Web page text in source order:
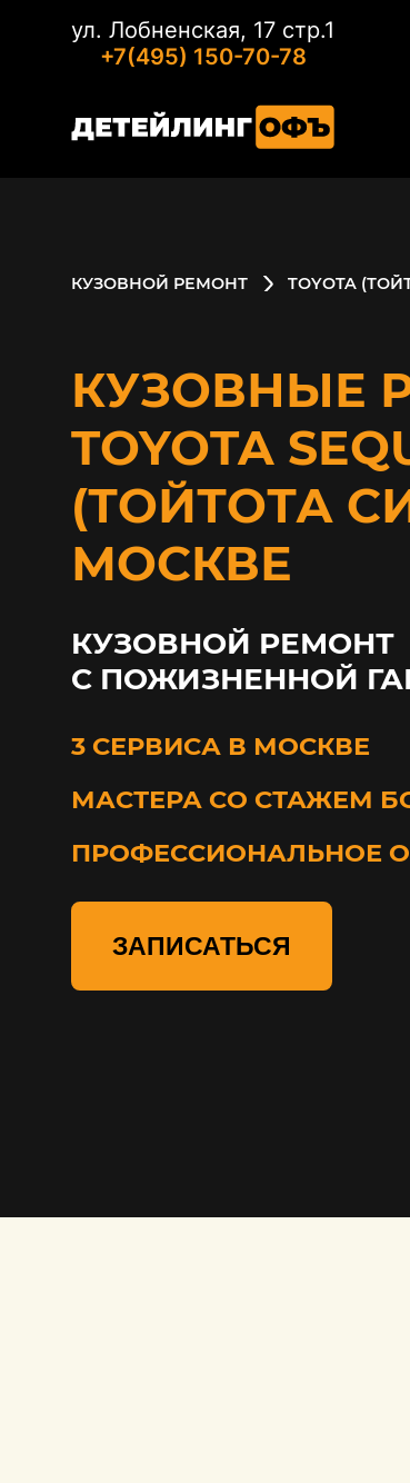
ул. Лобненская, 17 стр.1
+7(495) 150-70-78
КУЗОВНОЙ РЕМОНТ TOYOTA
КУЗОВНЫЕ
TOYOTA
(ТОЙТОТА
МОСКВЕ
КУЗОВНОЙ РЕМОНТ
С ПОЖИЗНЕННОЙ
3 СЕРВИСА В МОСКВЕ
МАСТЕРА СО СТАЖЕМ
ПРОФЕССИОНАЛЬНОЕ
ЗАПИСАТЬСЯ